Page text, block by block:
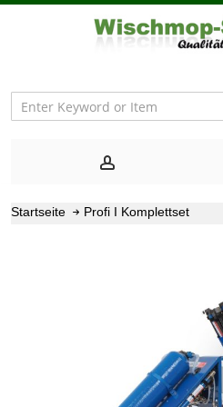
Startseite Profi I Komplettset